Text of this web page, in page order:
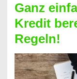
bekommen?
So
ist
es
möglich!
Ganz
Kredit
Regeln!